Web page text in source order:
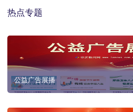
热点专题
公益广告展播